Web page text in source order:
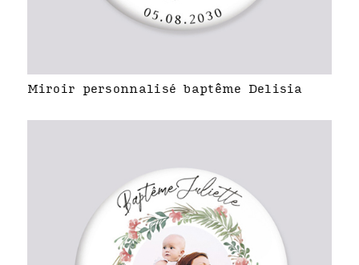
Miroir personnalisé baptême Delisia